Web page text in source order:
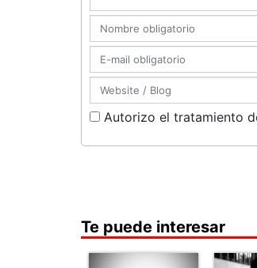
Autorizo el tratamiento
Te puede interesar